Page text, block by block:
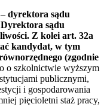
dyrektora sądu
sądu
Z kolei art. 32a
kandydat, w tym
(zgodnie
o szkolnictwie wyższym
publicznymi,
i gospodarowania
pięcioletni staż pracy,